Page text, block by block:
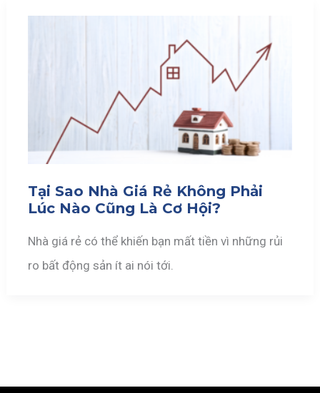
Tại Sao Nhà Giá Rẻ Không Phải
Lúc Nào Cũng Là Cơ Hội?
Nhà giá rẻ có thể khiến bạn mất tiền vì những rủi
ro bất động sản ít ai nói tới.